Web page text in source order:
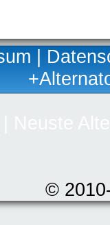
|
©